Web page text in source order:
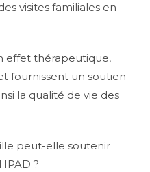
visites familiales en
effet thérapeutique,
fournissent un soutien
la qualité de vie des
peut-elle soutenir
?